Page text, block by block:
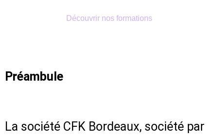
Découvrir nos formations
Préambule
La société CFK Bordeaux, société par